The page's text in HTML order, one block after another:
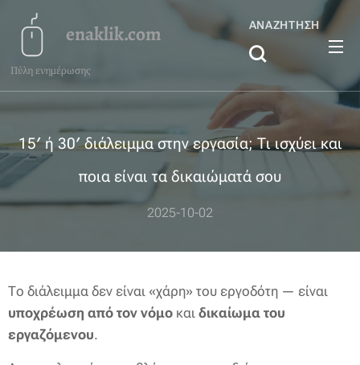
enaklik.com
Πύλη ενημέρωσης
ΑΝΑΖΉΤΗΣΗ
15′ ή 30′ διάλειμμα στην εργασία; Τι ισχύει και
ποια είναι τα δικαιώματά σου
2025-10-02
Το διάλειμμα δεν είναι «χάρη» του εργοδότη — είναι
υποχρέωση από τον νόμο και δικαίωμα του
εργαζόμενου.